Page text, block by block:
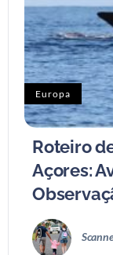
Europa
Roteiro
Açores: